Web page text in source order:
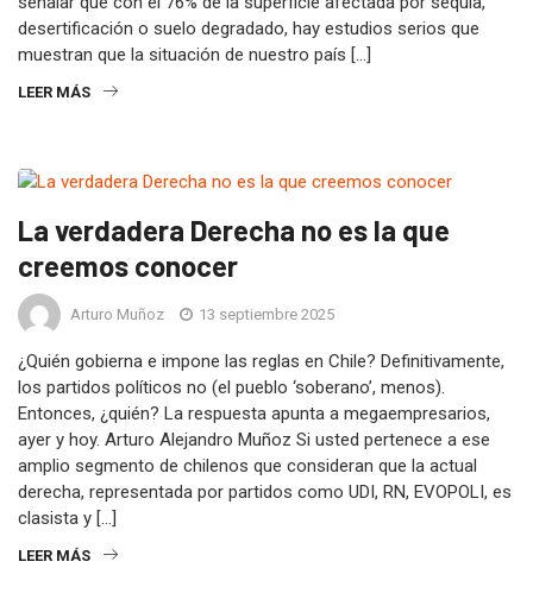
desertificación o suelo degradado, hay estudios serios que
muestran que la situación de nuestro país […]
LEER MÁS
La verdadera Derecha no es la que
creemos conocer
Arturo Muñoz 13 septiembre 2025
¿Quién gobierna e impone las reglas en Chile? Definitivamente,
los partidos políticos no (el pueblo ‘soberano’, menos).
Entonces, ¿quién? La respuesta apunta a megaempresarios,
ayer y hoy. Arturo Alejandro Muñoz Si usted pertenece a ese
amplio segmento de chilenos que consideran que la actual
derecha, representada por partidos como UDI, RN, EVOPOLI, es
clasista y […]
LEER MÁS